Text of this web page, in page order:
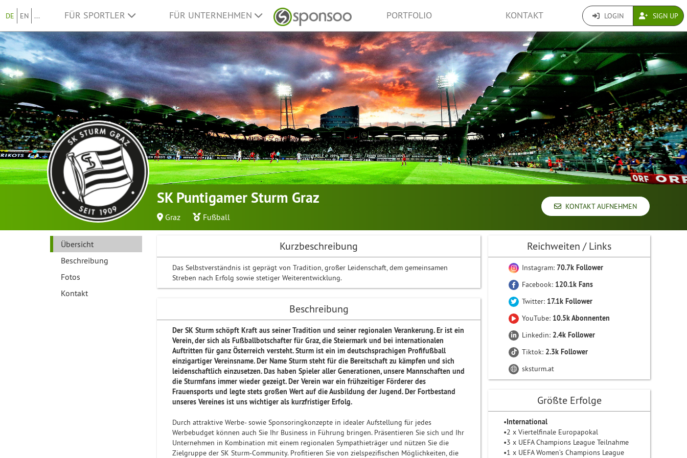
DE EN ... FÜR SPORTLER FÜR UNTERNEHMEN PORTFOLIO KONTAKT LOGIN SIGN UP
SK Puntigamer Sturm Graz
Graz Fußball
KONTAKT AUFNEHMEN
Übersicht
Beschreibung
Fotos
Kontakt
Kurzbeschreibung
Das Selbstverständnis ist geprägt von Tradition, großer Leidenschaft, dem gemeinsamen
Streben nach Erfolg sowie stetiger Weiterentwicklung.
Beschreibung
Der SK Sturm schöpft Kraft aus seiner Tradition und seiner regionalen Verankerung. Er ist ein
Verein, der sich als Fußballbotschafter für Graz, die Steiermark und bei internationalen
Auftritten für ganz Österreich versteht. Sturm ist ein im deutschsprachigen Profifußball
einzigartiger Vereinsname. Der Name Sturm steht für die Bereitschaft zu kämpfen und sich
leidenschaftlich einzusetzen. Das haben Spieler aller Generationen, unsere Mannschaften und
die Sturmfans immer wieder gezeigt. Der Verein war ein frühzeitiger Förderer des
Frauensports und legte stets großen Wert auf die Ausbildung der Jugend. Der Fortbestand
unseres Vereines ist uns wichtiger als kurzfristiger Erfolg.
Durch attraktive Werbe- sowie Sponsoringkonzepte in idealer Aufstellung für jedes
Werbebudget können auch Sie Ihr Business in Führung bringen. Präsentieren Sie sich und Ihr
Unternehmen in Kombination mit einem regionalen Sympathieträger und nützen Sie die
Zielgruppe der SK Sturm-Community. Profitieren Sie von zielspezifischen Möglichkeiten, die
Reichweiten / Links
Instagram:70.7k Follower
Facebook: 120.1k Fans
Twitter: 17.1k Follower
YouTube: 10.5k Abonnenten
Linkedin: 2.4k Follower
Tiktok: 2.3k Follower
sksturm.at
Größte Erfolge
•International
•2 x Viertelfinale Europapokal
•3 x UEFA Champions League Teilnahme
•1 x UEFA Women‘s Champions League